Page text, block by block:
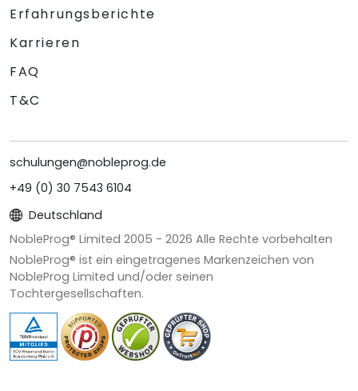
Erfahrungsberichte
Karrieren
FAQ
T&C
schulungen@nobleprog.de
+49 (0) 30 7543 6104
Deutschland
NobleProg® Limited 2005 - 2026 Alle Rechte vorbehalten
NobleProg® ist ein eingetragenes Markenzeichen von
NobleProg Limited und/oder seinen
Tochtergesellschaften.